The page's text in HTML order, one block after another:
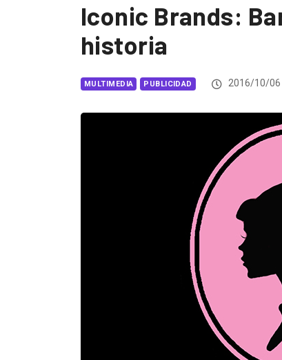
Iconic Brands:
historia
MULTIMEDIA PUBLICIDAD 2016/10/06